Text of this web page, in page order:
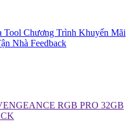
Tool Chương Trình Khuyến Mãi
Nhà Feedback
RGB PRO 32GB